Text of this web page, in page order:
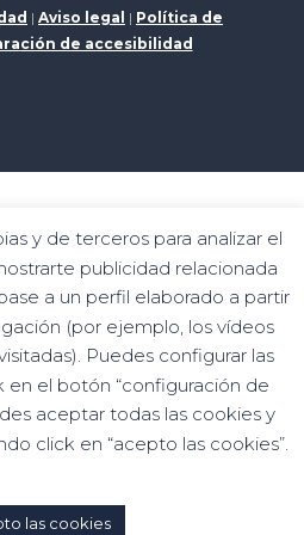
| Aviso legal | Política de
de accesibilidad
y de terceros para analizar el
publicidad relacionada
a un perfil elaborado a partir
(por ejemplo, los vídeos
Puedes configurar las
el botón “configuración de
aceptar todas las cookies y
click en “acepto las cookies”.
las cookies
financiado por los fondos
del mecanismo de
y resiliencia